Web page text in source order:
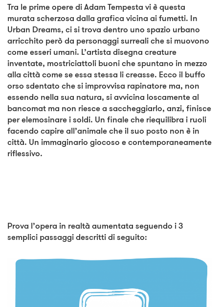
Tra le prime opere di Adam Tempesta vi è questa
murata scherzosa dalla grafica vicina ai fumetti. In
Urban Dreams, ci si trova dentro uno spazio urbano
arricchito però da personaggi surreali che si muovono
come esseri umani. L’artista disegna creature
inventate, mostriciattoli buoni che spuntano in mezzo
alla città come se essa stessa li creasse. Ecco il buffo
orso sdentato che si improvvisa rapinatore ma, non
essendo nella sua natura, si avvicina loscamente al
bancomat ma non riesce a saccheggiarlo, anzi, finisce
per elemosinare i soldi. Un finale che riequilibra i ruoli
facendo capire all’animale che il suo posto non è in
città. Un immaginario giocoso e contemporaneamente
riflessivo.
Prova l’opera in realtà aumentata seguendo i 3
semplici passaggi descritti di seguito: